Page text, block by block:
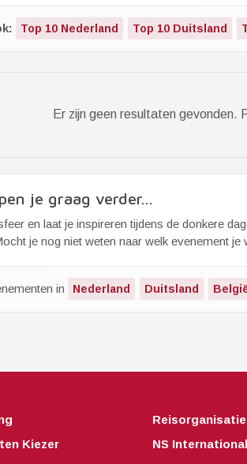
Top 10 Nederland Top 10 Duitsland
Er zijn geen resultaten gevonden.
je graag verder...
en laat je inspireren tijdens de donkere
je nog niet weten naar welk evenement
in Nederland Duitsland
Kiezer
NS International